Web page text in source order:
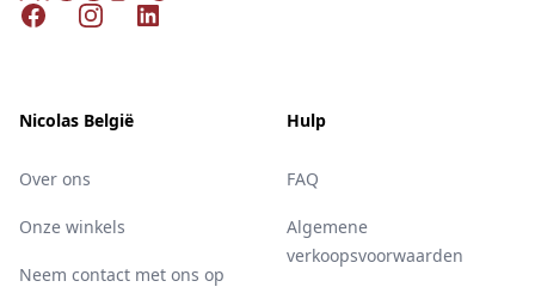
FacebookInstagramLinkedIn
Nicolas België
Over ons
Onze winkels
Neem contact met ons op
Hulp
FAQ
Algemene
verkoopsvoorwaarden